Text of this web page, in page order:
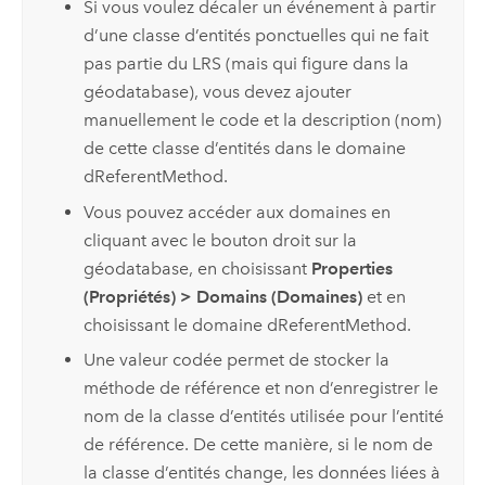
Si vous voulez décaler un événement à partir
d’une classe d’entités ponctuelles qui ne fait
pas partie du LRS (mais qui figure dans la
géodatabase), vous devez ajouter
manuellement le code et la description (nom)
de cette classe d’entités dans le domaine
dReferentMethod.
Vous pouvez accéder aux domaines en
cliquant avec le bouton droit sur la
géodatabase, en choisissant Properties
(Propriétés) > Domains (Domaines)et en
choisissant le domaine dReferentMethod.
Une valeur codée permet de stocker la
méthode de référence et non d’enregistrer le
nom de la classe d’entités utilisée pour l’entité
de référence. De cette manière, si le nom de
la classe d’entités change, les données liées à